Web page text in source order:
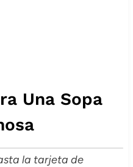
Una Sopa
la tarjeta de